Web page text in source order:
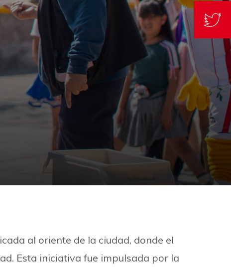
al oriente de la ciudad, donde el
Esta iniciativa fue impulsada por la